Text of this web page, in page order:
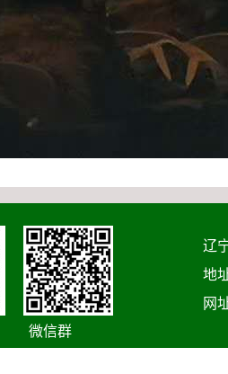
微信群
辽
地
网